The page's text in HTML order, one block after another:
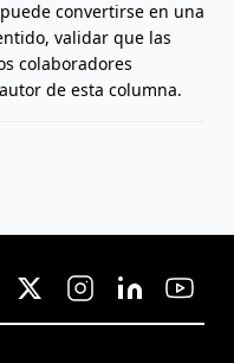
convertirse en una
validar que las
colaboradores
de esta columna.